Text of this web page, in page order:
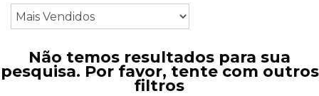
Não temos resultados para sua
pesquisa. Por favor, tente com outros
filtros